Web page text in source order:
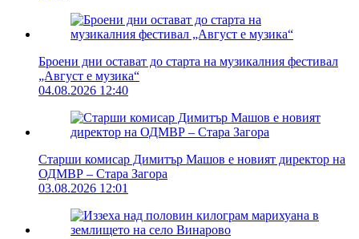
Броени дни остават до старта на музикалния фестивал
„Август е музика“
04.08.2026 12:40
Старши комисар Димитър Машов е новият директор на
ОДМВР – Стара Загора
03.08.2026 12:01